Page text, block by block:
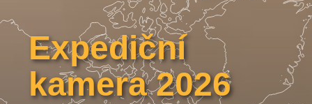
Expediční
kamera 2026